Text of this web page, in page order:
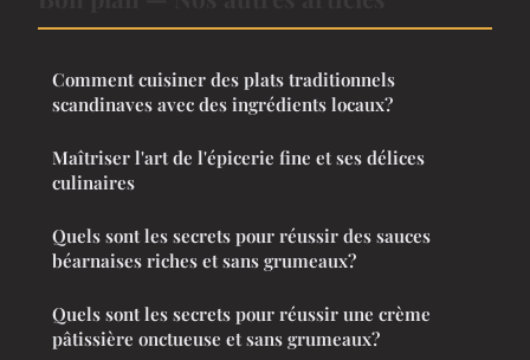
Comment cuisiner des plats traditionnels
scandinaves avec des ingrédients locaux?
Maîtriser l'art de l'épicerie fine et ses délices
culinaires
Quels sont les secrets pour réussir des sauces
béarnaises riches et sans grumeaux?
Quels sont les secrets pour réussir une crème
pâtissière onctueuse et sans grumeaux?